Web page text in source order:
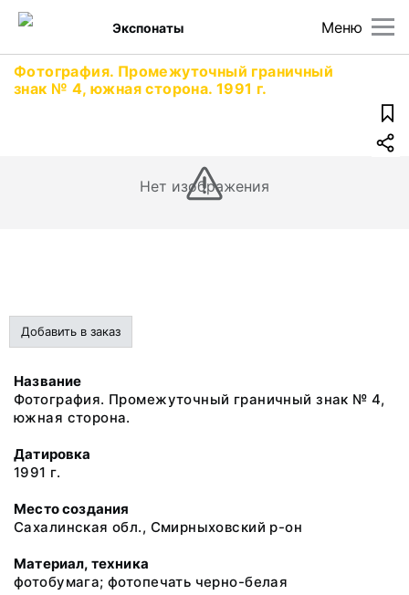
Меню
Экспонаты
Фотография. Промежуточный граничный
знак № 4, южная сторона. 1991 г.
Нет изображения
Добавить в заказ
Название
Фотография. Промежуточный граничный знак № 4,
южная сторона.
Датировка
1991 г.
Место создания
Сахалинская обл., Смирныховский р-он
Материал, техника
фотобумага; фотопечать черно-белая